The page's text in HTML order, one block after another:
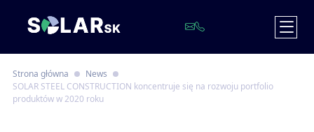
Strona główna
News
SOLAR STEEL CONSTRUCTION koncentruje się na rozwoju portfolio
produktów w 2020 roku